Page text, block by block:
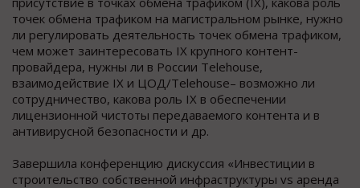
точек обмена трафиком на магистральном рынке, нужно
ли регулировать деятельность точек обмена трафиком,
чем может заинтересовать IX крупного контент-
провайдера, нужны ли в России Telehouse,
взаимодействие IX и ЦОД/Telehouse– возможно ли
сотрудничество, какова роль IX в обеспечении
лицензионной чистоты передаваемого контента и в
антивирусной безопасности и др.
Завершила конференцию дискуссия «Инвестиции в
строительство собственной инфраструктуры vs аренда